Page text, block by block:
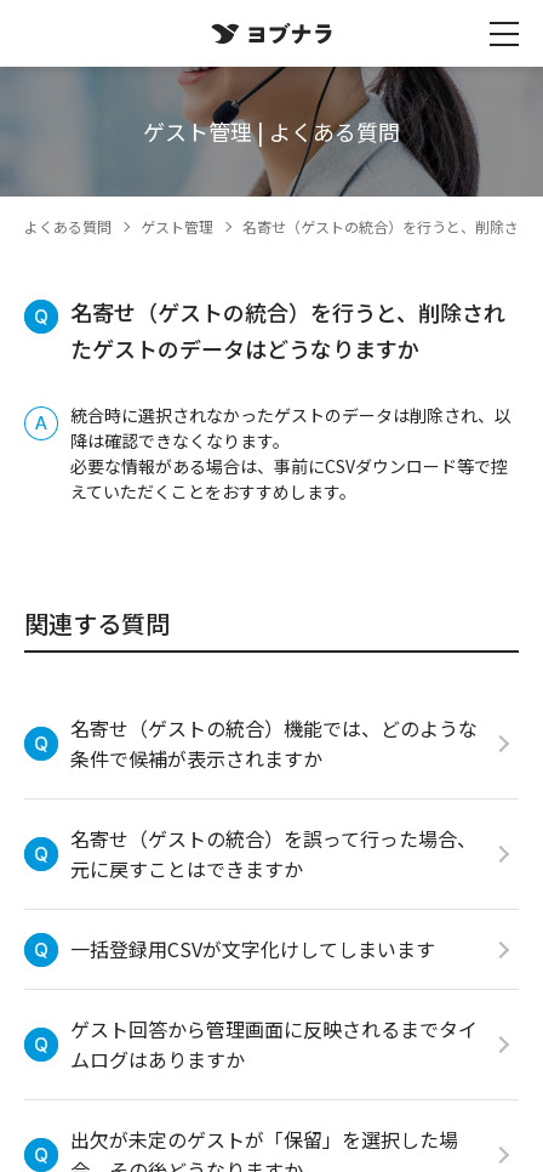
ゲスト管理 | よくある質問
よくある質問 ゲスト管理 名寄せ（ゲストの統合）を行うと、削除され
名寄せ（ゲストの統合）を行うと、削除され
たゲストのデータはどうなりますか
統合時に選択されなかったゲストのデータは削除され、以
降は確認できなくなります。
必要な情報がある場合は、事前にCSVダウンロード等で控
えていただくことをおすすめします。
関連する質問
名寄せ（ゲストの統合）機能では、どのような
条件で候補が表示されますか
名寄せ（ゲストの統合）を誤って行った場合、
元に戻すことはできますか
一括登録用CSVが文字化けしてしまいます
ゲスト回答から管理画面に反映されるまでタイ
ムログはありますか
出欠が未定のゲストが「保留」を選択した場